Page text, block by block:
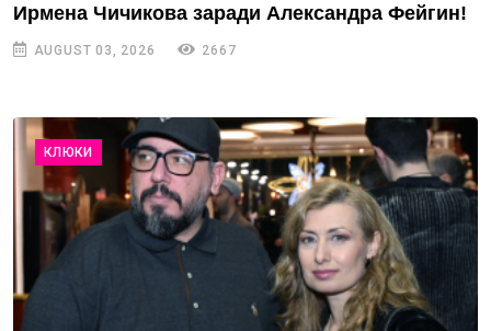
Ирмена Чичикова заради Александра Фейгин!
AUGUST 03, 2026 2667
КЛЮКИ